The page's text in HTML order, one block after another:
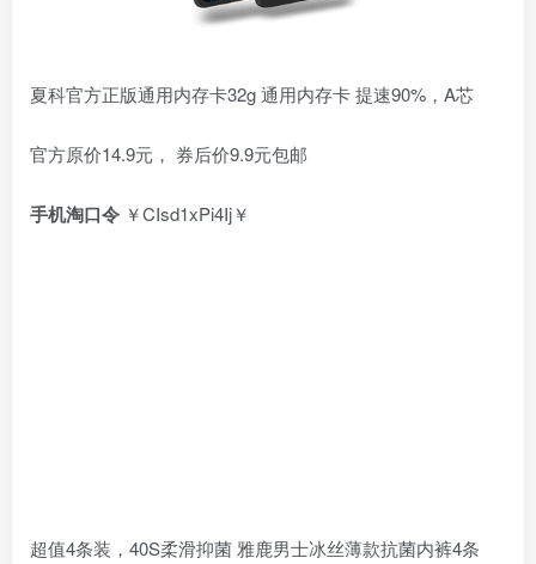
夏科官方正版通用内存卡32g 通用内存卡 提速90%，A芯
官方原价14.9元， 券后价9.9元包邮
手机淘口令 ￥CIsd1xPi4Ij￥
超值4条装，40S柔滑抑菌 雅鹿男士冰丝薄款抗菌内裤4条